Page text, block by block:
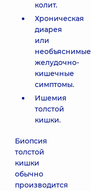
колит.
Хроническая
диарея
или
необъяснимые
желудочно-
кишечные
симптомы.
Ишемия
толстой
кишки.
Биопсия
толстой
кишки
обычно
производится